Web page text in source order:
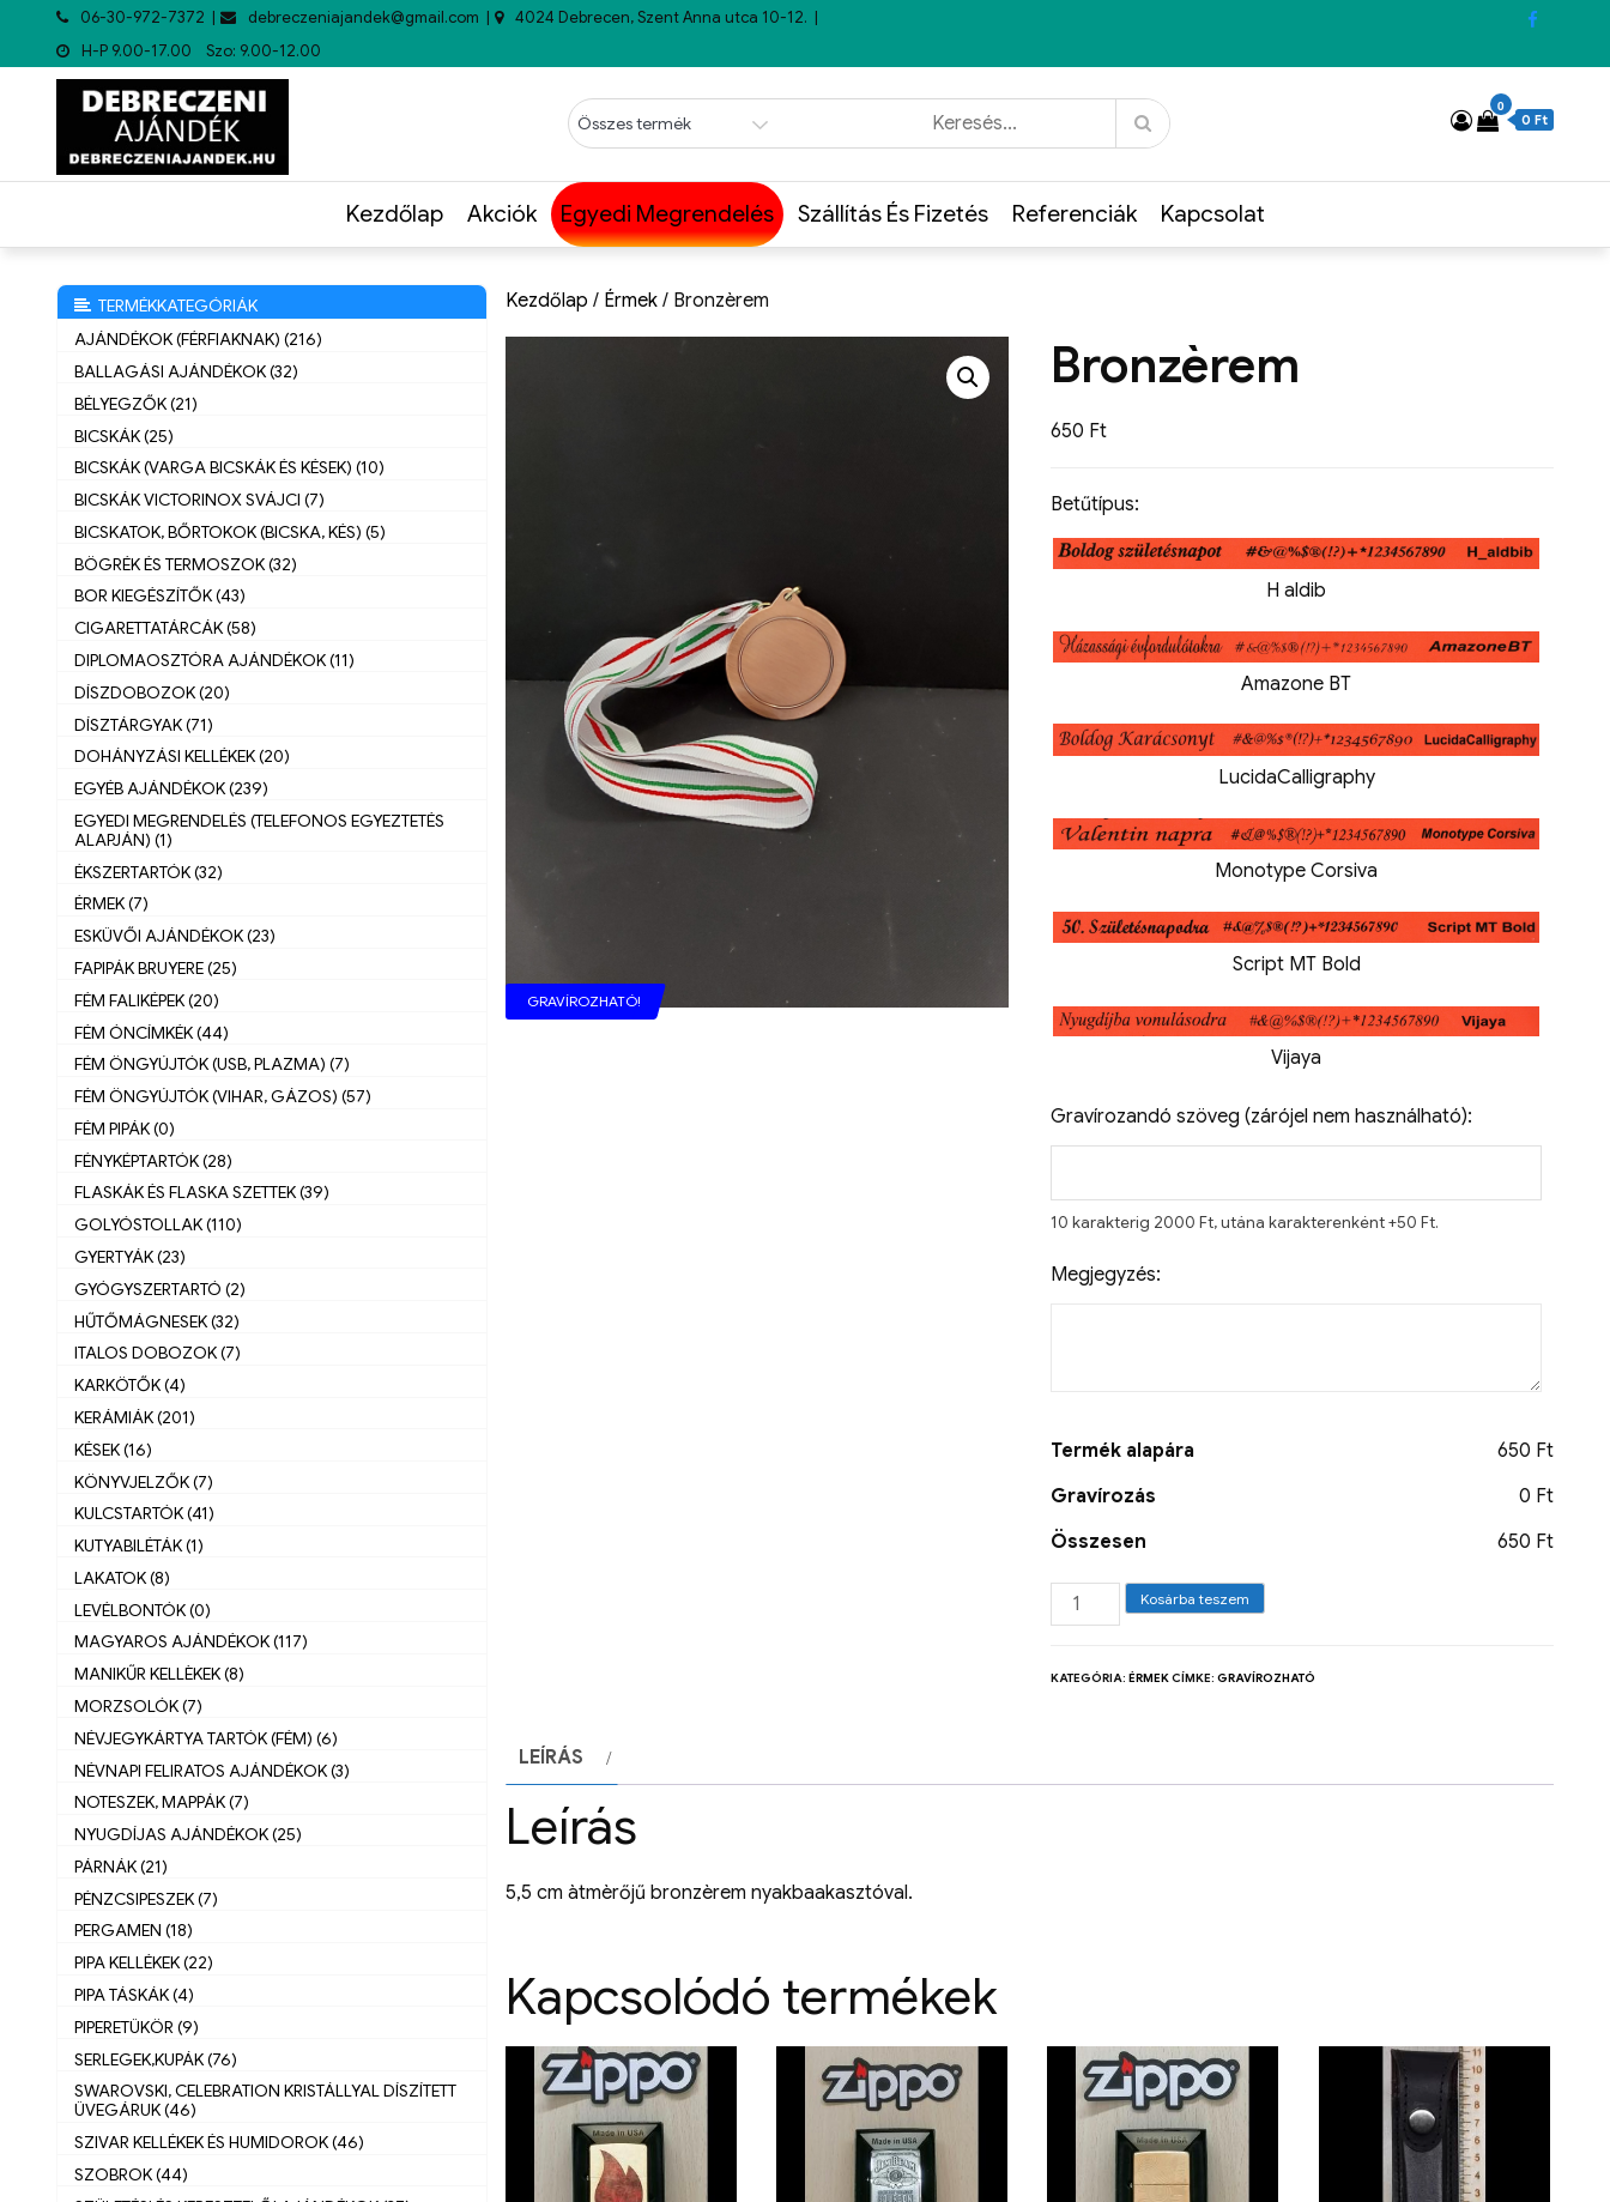
06-30-972-7372 debreczeniajandek@gmail.com
4024 Debrecen, Szent Anna utca 10-12.
H-P 9.00-17.00 Szo: 9.00-12.00
0
0 Ft
Kezdőlap Akciók Egyedi Megrendelés Szállítás És Fizetés Referenciák Kapcsolat
Kezdőlap / Érmek / Bronzèrem
GRAVÍROZHATÓ!
Bronzèrem
650 Ft
Betűtípus:
H aldib
Amazone BT
LucidaCalligraphy
Monotype Corsiva
Script MT Bold
Vijaya
Gravírozandó szöveg (zárójel nem használható):
10 karakterig 2000 Ft, utána karakterenként +50 Ft.
Megjegyzés:
Termék alapára
650 Ft
Gravírozás
0 Ft
Összesen
650 Ft
Kosárba teszem
KATEGÓRIA: ÉRMEKCÍMKE: GRAVÍROZHATÓ
LEÍRÁS
Leírás
5,5 cm àtmèrőjű bronzèrem nyakbaakasztóval.
Kapcsolódó termékek
TERMÉKKATEGÓRIÁK
AJÁNDÉKOK (FÉRFIAKNAK) (216)
BALLAGÁSI AJÁNDÉKOK (32)
BÉLYEGZŐK (21)
BICSKÁK (25)
BICSKÁK (VARGA BICSKÁK ÉS KÉSEK) (10)
BICSKÁK VICTORINOX SVÁJCI (7)
BICSKATOK, BŐRTOKOK (BICSKA, KÉS) (5)
BÖGRÉK ÉS TERMOSZOK (32)
BOR KIEGÉSZÍTŐK (43)
CIGARETTATÁRCÁK (58)
DIPLOMAOSZTÓRA AJÁNDÉKOK (11)
DÍSZDOBOZOK (20)
DÍSZTÁRGYAK (71)
DOHÁNYZÁSI KELLÉKEK (20)
EGYÉB AJÁNDÉKOK (239)
EGYEDI MEGRENDELÉS (TELEFONOS EGYEZTETÉS
ALAPJÁN) (1)
ÉKSZERTARTÓK (32)
ÉRMEK (7)
ESKÜVŐI AJÁNDÉKOK (23)
FAPIPÁK BRUYERE (25)
FÉM FALIKÉPEK (20)
FÉM ÓNCÍMKÉK (44)
FÉM ÖNGYÚJTÓK (USB, PLAZMA) (7)
FÉM ÖNGYÚJTÓK (VIHAR, GÁZOS) (57)
FÉM PIPÁK (0)
FÉNYKÉPTARTÓK (28)
FLASKÁK ÉS FLASKA SZETTEK (39)
GOLYÓSTOLLAK (110)
GYERTYÁK (23)
GYÓGYSZERTARTÓ (2)
HŰTŐMÁGNESEK (32)
ITALOS DOBOZOK (7)
KARKÖTŐK (4)
KERÁMIÁK (201)
KÉSEK (16)
KÖNYVJELZŐK (7)
KULCSTARTÓK (41)
KUTYABILÉTÁK (1)
LAKATOK (8)
LEVÉLBONTÓK (0)
MAGYAROS AJÁNDÉKOK (117)
MANIKŰR KELLÈKEK (8)
MORZSOLÓK (7)
NÉVJEGYKÁRTYA TARTÓK (FÉM) (6)
NÉVNAPI FELIRATOS AJÁNDÉKOK (3)
NOTESZEK, MAPPÁK (7)
NYUGDÍJAS AJÁNDÉKOK (25)
PÁRNÁK (21)
PÉNZCSIPESZEK (7)
PERGAMEN (18)
PIPA KELLÉKEK (22)
PIPA TÁSKÁK (4)
PIPERETÜKÖR (9)
SERLEGEK,KUPÁK (76)
SWAROVSKI, CELEBRATION KRISTÁLLYAL DÍSZÍTETT
ÜVEGÁRUK (46)
SZIVAR KELLÉKEK ÉS HUMIDOROK (46)
SZOBROK (44)